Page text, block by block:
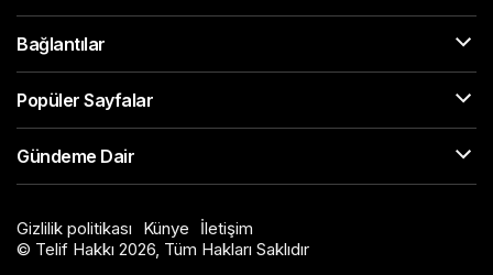
Bağlantılar
Popüler Sayfalar
Gündeme Dair
Gizlilik politikası Künye
İletişim
© Telif Hakkı 2026, Tüm Hakları Saklıdır